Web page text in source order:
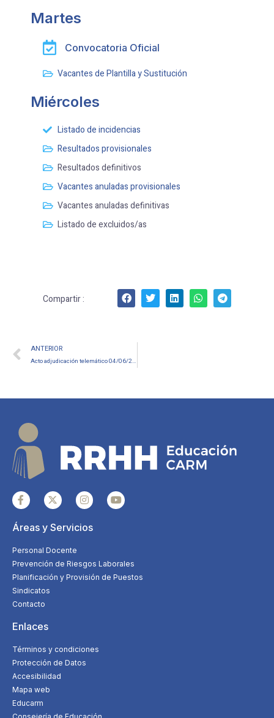
Martes
Convocatoria Oficial
Vacantes de Plantilla y Sustitución
Miércoles
Listado de incidencias
Resultados provisionales
Resultados definitivos
Vacantes anuladas provisionales
Vacantes anuladas definitivas
Listado de excluidos/as
Compartir :
ANTERIOR
Acto adjudicación telemático 04/06/2025 Interinos pertenecientes a los cuerpos de Secundaria, EOI y Otros
Áreas y Servicios
Personal Docente
Prevención de Riesgos Laborales
Planificación y Provisión de Puestos
Sindicatos
Contacto
Enlaces
Términos y condiciones
Protección de Datos
Accesibilidad
Mapa web
Educarm